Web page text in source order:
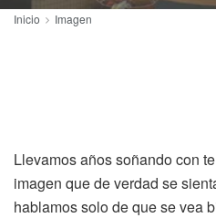
Inicio Imagen
Llevamos años soñando con
imagen que de verdad se
hablamos solo de que se vea